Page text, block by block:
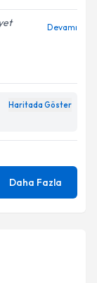
Devamı
Haritada Göster
Daha Fazla